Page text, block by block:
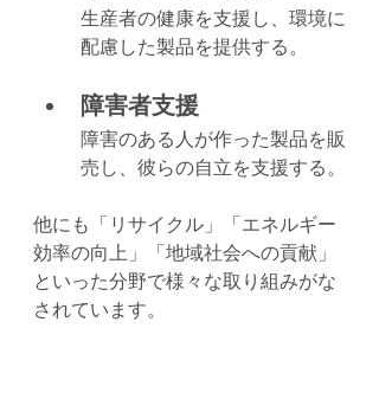
生産者の健康を支援し、環境に
配慮した製品を提供する。
障害者支援
障害のある人が作った製品を販
売し、彼らの自立を支援する。
他にも「リサイクル」「エネルギー
効率の向上」「地域社会への貢献」
といった分野で様々な取り組みがな
されています。